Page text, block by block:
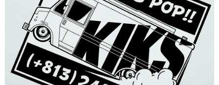
付款後門市自取
免運費